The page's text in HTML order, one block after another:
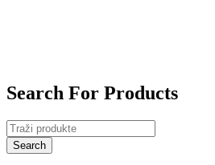
Search For Products